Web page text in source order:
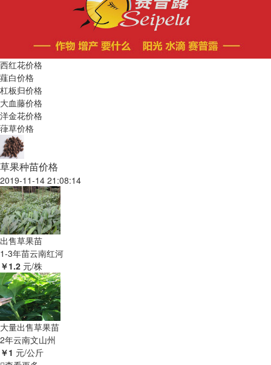
西红花价格
薤白价格
杠板归价格
大血藤价格
洋金花价格
葎草价格
草果种苗价格
2019-11-14 21:08:14
出售草果苗
1-3年苗云南红河
￥1.2 元/株
大量出售草果苗
2年云南文山州
￥1 元/公斤